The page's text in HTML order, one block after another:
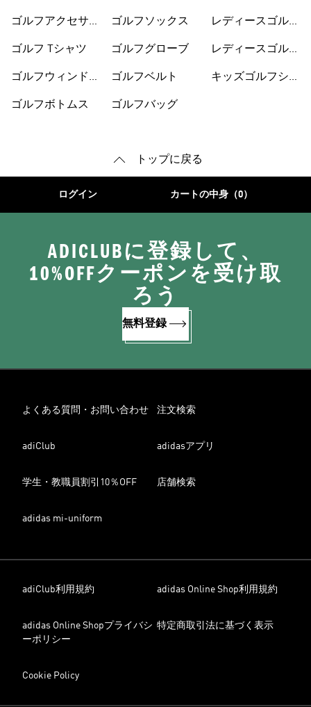
ゴルフアクセサリ
ゴルフ Tシャツ
ゴルフウィンドブ
ゴルフボトムス
ゴルフソックス
ゴルフグローブ
ゴルフベルト
ゴルフバッグ
レディースゴルフ
レディースゴルフ
キッズゴルフシュ
トップに戻る
ログイン カートの中身（0）
ADICLUBに登録して、
10%OFFクーポンを受け取
ろう
無料登録
よくある質問・お問い合わせ 注文検索
adiClub adidasアプリ
学生・教職員割引10％OFF 店舗検索
adidas mi-uniform
adiClub利用規約 adidas Online Shop利用規約
adidas Online Shopプライバシ
ーポリシー
特定商取引法に基づく表示
Cookie Policy